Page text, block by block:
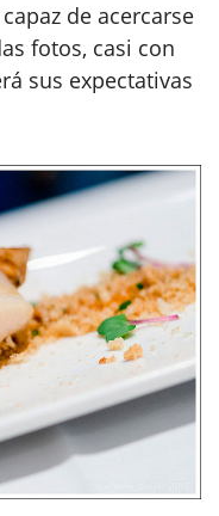
de acercarse
fotos, casi con
sus expectativas